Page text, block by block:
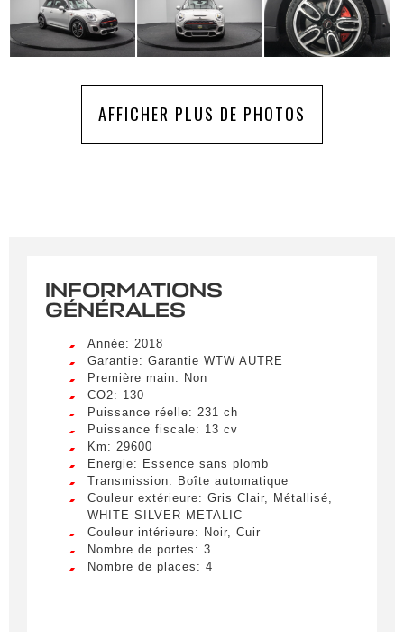
AFFICHER PLUS DE PHOTOS
INFORMATIONS
GÉNÉRALES
Année: 2018
Garantie: Garantie WTW AUTRE
Première main: Non
CO2: 130
Puissance réelle: 231 ch
Puissance fiscale: 13 cv
Km: 29600
Energie: Essence sans plomb
Transmission: Boîte automatique
Couleur extérieure: Gris Clair, Métallisé,
WHITE SILVER METALIC
Couleur intérieure: Noir, Cuir
Nombre de portes: 3
Nombre de places: 4